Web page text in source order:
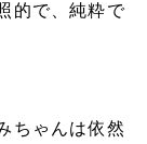
的で、純粋で
ちゃんは依然